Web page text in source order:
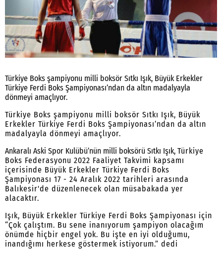
Türkiye Boks şampiyonu milli boksör Sıtkı Işık, Büyük Erkekler
Türkiye Ferdi Boks Şampiyonası’ndan da altın madalyayla
dönmeyi amaçlıyor.
Türkiye Boks şampiyonu milli boksör Sıtkı Işık, Büyük
Erkekler Türkiye Ferdi Boks Şampiyonası’ndan da altın
madalyayla dönmeyi amaçlıyor.
Ankaralı Aski Spor Kulübü’nün milli boksörü Sıtkı Işık, Türkiye
Boks Federasyonu 2022 Faaliyet Takvimi kapsamı
içerisinde Büyük Erkekler Türkiye Ferdi Boks
Şampiyonası 17 - 24 Aralık 2022 tarihleri arasında
Balıkesir'de düzenlenecek olan müsabakada yer
alacaktır.
Işık, Büyük Erkekler Türkiye Ferdi Boks Şampiyonası için
“Çok çalıştım. Bu sene inanıyorum şampiyon olacağım
önümde hiçbir engel yok. Bu işte en iyi olduğumu,
inandığımı herkese göstermek istiyorum.” dedi